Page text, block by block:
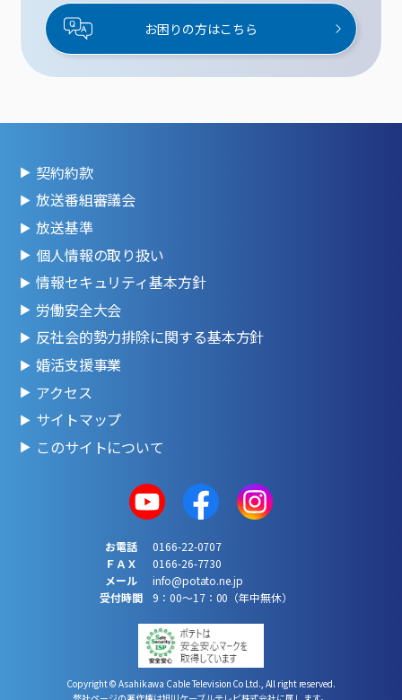
お困りの方はこちら
契約約款
放送番組審議会
放送基準
個人情報の取り扱い
情報セキュリティ基本方針
労働安全大会
反社会的勢力排除に関する基本方針
婚活支援事業
アクセス
サイトマップ
このサイトについて
お電話
0166-22-0707
ＦＡＸ
0166-26-7730
メール
info@potato.ne.jp
受付時間
9：00～17：00（年中無休）
Copyright © Asahikawa Cable Television Co Ltd., All right reserved.